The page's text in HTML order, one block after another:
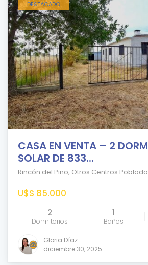
DESTACADO
CASA EN VENTA – 2
SOLAR DE 833...
Rincón del Pino, Otros Centros
U$S 85.000
2
Dormitorios
1
Baños
Gloria Díaz
diciembre 30, 2025